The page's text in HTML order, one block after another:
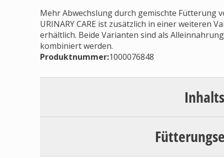
Mehr Abwechslung durch gemischte Fütterung
URINARY CARE ist zusätzlich in einer
erhältlich. Beide Varianten sind als
kombiniert werden.
Produktnummer:1000076848